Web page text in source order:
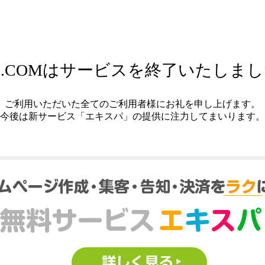
はサービスを終了いたしま
ご利用いただいた全てのご利用者様にお礼を申し上げます。
今後は新サービス「エキスパ」の提供に注力してまいります。